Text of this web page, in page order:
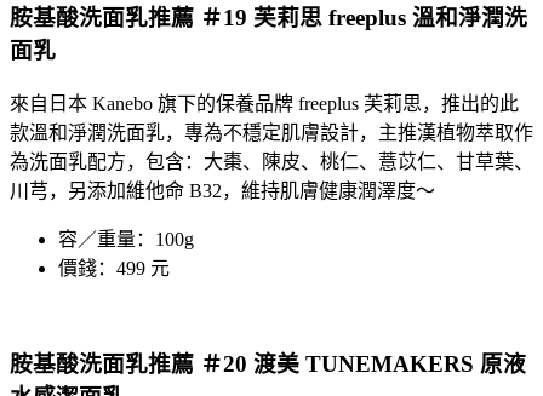
胺基酸洗面乳推薦 ＃19 芙莉思 freeplus 溫和淨潤洗
面乳
來自日本 Kanebo 旗下的保養品牌 freeplus 芙莉思，推出的此
款溫和淨潤洗面乳，專為不穩定肌膚設計，主推漢植物萃取作
為洗面乳配方，包含：大棗、陳皮、桃仁、薏苡仁、甘草葉、
川芎，另添加維他命 B32，維持肌膚健康潤澤度～
容／重量：100g
價錢：499 元
胺基酸洗面乳推薦 ＃20 渡美 TUNEMAKERS 原液